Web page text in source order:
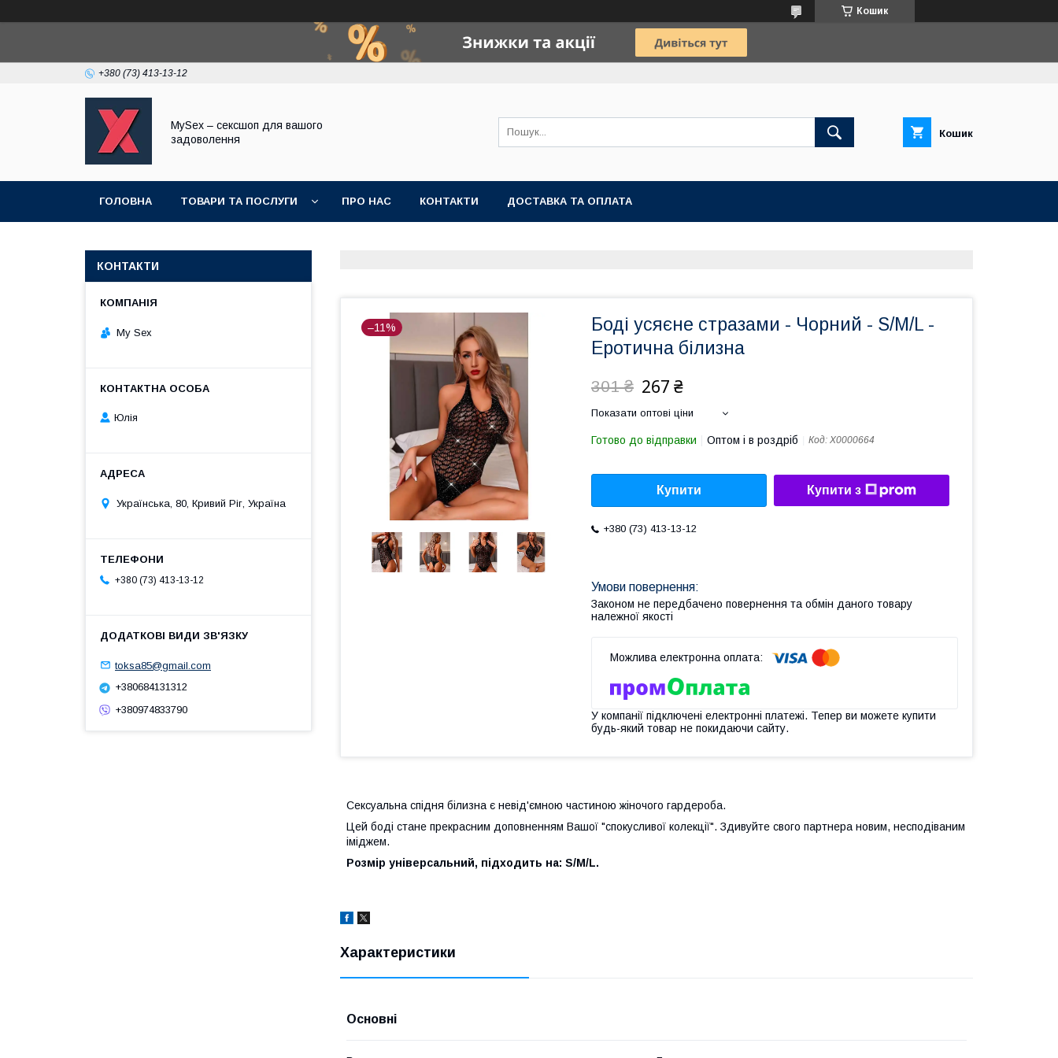
Кошик
+380 (73) 413-13-12
MySex – сексшоп для вашого
задоволення
Кошик
ГОЛОВНА ТОВАРИ ТА ПОСЛУГИ ПРО НАС КОНТАКТИ ДОСТАВКА ТА ОПЛАТА
–11%
Боді усяєне стразами - Чорний - S/M/L -
Еротична білизна
301 ₴ 267 ₴
Показати оптові ціни
Готово до відправки Оптом і в роздріб Код: X0000664
Купити Купити з
+380 (73) 413-13-12
Законом не передбачено повернення та обмін даного товару
належної якості
У компанії підключені електронні платежі. Тепер ви можете купити
будь-який товар не покидаючи сайту.
Сексуальна спідня білизна є невід'ємною частиною жіночого гардероба.
Цей боді стане прекрасним доповненням Вашої "спокусливої колекції". Здивуйте свого партнера новим, несподіваним
іміджем.
Розмір універсальний, підходить на: S/M/L.
Характеристики
Основні
КОНТАКТИ
My Sex
Юлія
Українська, 80, Кривий Ріг, Україна
+380 (73) 413-13-12
toksa85@gmail.com
+380684131312
+380974833790